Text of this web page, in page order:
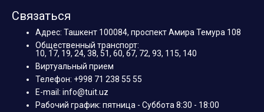
Связаться
Адрес: Ташкент 100084, проспект Амира Темура 108
Общественный транспорт:
10, 17, 19, 24, 38, 51, 60, 67, 72, 93, 115, 140
Виртуальный прием
Телефон: +998 71 238 55 55
E-mail: info@tuit.uz
Рабочий график: пятница - Суббота 8:30 - 18:00